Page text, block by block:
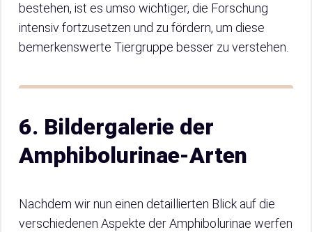
bestehen, ist es umso wichtiger, die Forschung
intensiv fortzusetzen und zu fördern, um diese
bemerkenswerte Tiergruppe besser zu verstehen.
6. Bildergalerie der
Amphibolurinae-Arten
Nachdem wir nun einen detaillierten Blick auf die
verschiedenen Aspekte der Amphibolurinae werfen